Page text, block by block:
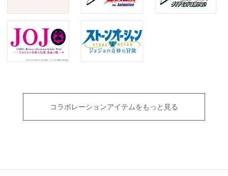
コラボレーションアイテムをもっと見る